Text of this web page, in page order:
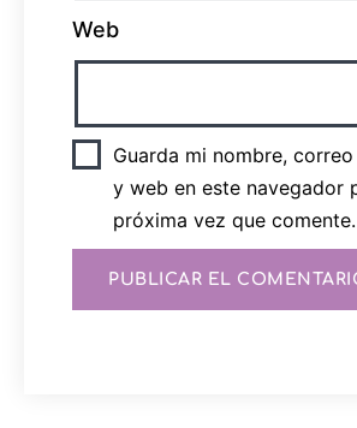
Web
Guarda mi nombre,
y web en este navegador
próxima vez que comente.